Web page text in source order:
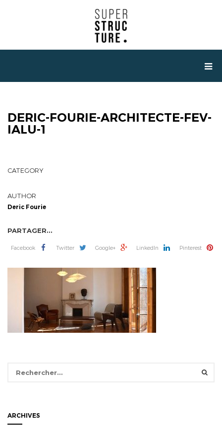
DERIC-FOURIE-ARCHITECTE-FEV-
IALU-1
CATEGORY
AUTHOR
Deric Fourie
PARTAGER...
Facebook Twitter Google+ LinkedIn Pinterest
ARCHIVES